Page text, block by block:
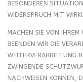
BESONDEREN
WIDERSPRUCH MIT
MACHEN SIE VON IHREM
BEENDEN WIR DIE
WEITERVERARBEITUNG
ZWINGENDE
NACHWEISEN KÖNNEN,